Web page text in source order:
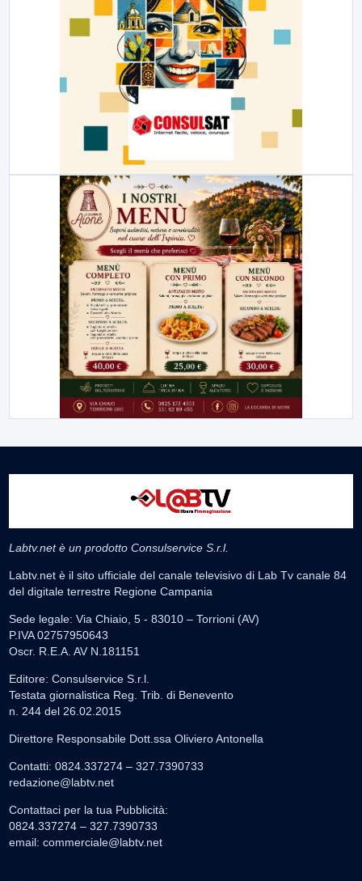
Labtv.net è un prodotto Consulservice S.r.l.
Labtv.net è il sito ufficiale del canale televisivo di Lab Tv canale 84
del digitale terrestre Regione Campania
Sede legale: Via Chiaio, 5 - 83010 – Torrioni (AV)
P.IVA 02757950643
Oscr. R.E.A. AV N.181151
Editore: Consulservice S.r.l.
Testata giornalistica Reg. Trib. di Benevento
n. 244 del 26.02.2015
Direttore Responsabile Dott.ssa Oliviero Antonella
Contatti: 0824.337274 – 327.7390733
redazione@labtv.net
Contattaci per la tua Pubblicità:
0824.337274 – 327.7390733
email: commerciale@labtv.net